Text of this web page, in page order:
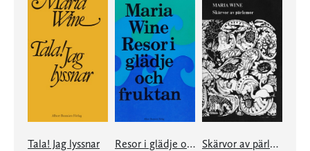
Tala! Jag lyssnar Resor i glädje och i fruktan Skärvor av pärlemor